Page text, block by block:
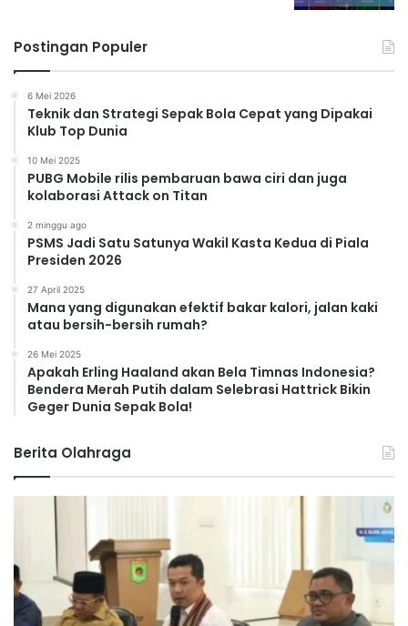
Postingan Populer
6 Mei 2026
Teknik dan Strategi Sepak Bola Cepat yang Dipakai
Klub Top Dunia
10 Mei 2025
PUBG Mobile rilis pembaruan bawa ciri dan juga
kolaborasi Attack on Titan
2 minggu ago
PSMS Jadi Satu Satunya Wakil Kasta Kedua di Piala
Presiden 2026
27 April 2025
Mana yang digunakan efektif bakar kalori, jalan kaki
atau bersih-bersih rumah?
26 Mei 2025
Apakah Erling Haaland akan Bela Timnas Indonesia?
Bendera Merah Putih dalam Selebrasi Hattrick Bikin
Geger Dunia Sepak Bola!
Berita Olahraga